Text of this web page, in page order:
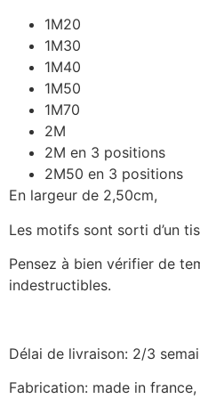
1M20
1M30
1M40
1M50
1M70
2M
2M en 3 positions
2M50 en 3 positions
En largeur de 2,50cm,
Les motifs sont sorti d’un
Pensez à bien vérifier de
indestructibles.
Délai de livraison: 2/3
Fabrication: made in